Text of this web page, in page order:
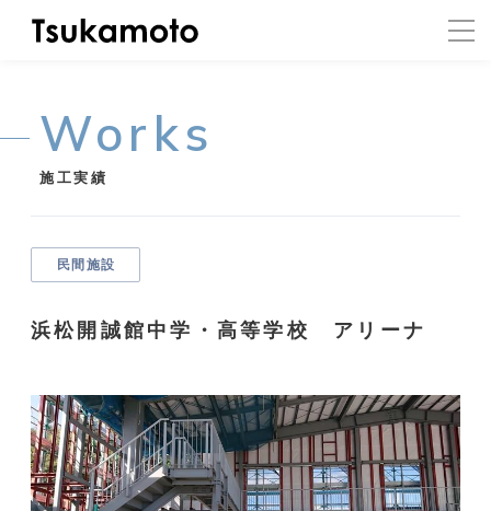
Works
施工実績
民間施設
浜松開誠館中学・高等学校 アリーナ